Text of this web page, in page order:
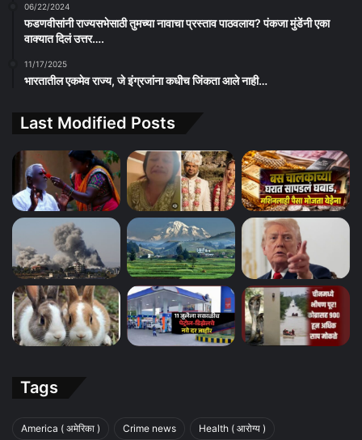
06/22/2024
फडणवीसांनी राज्यसभेसाठी तुमच्या नावाचा प्रस्ताव पाठवलाय? पंकजा मुंडेंनी एका
वाक्यात दिलं उत्तर….
11/17/2025
भारतातील एकमेव राज्य, जे इंग्रजांना कधीच जिंकता आले नाही…
Last Modified Posts
Tags
America ( अमेरिका ) Crime news Health ( आरोग्य )